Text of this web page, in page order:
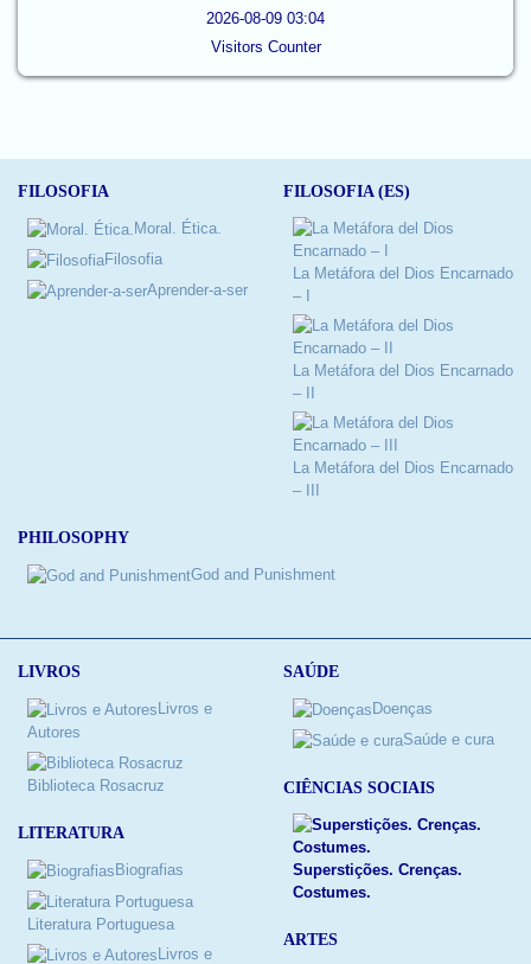
2026-08-09 03:04
Visitors Counter
FILOSOFIA
Moral. Ética.
Filosofia
Aprender-a-ser
FILOSOFIA (ES)
La Metáfora del Dios Encarnado
– I
La Metáfora del Dios Encarnado
– II
La Metáfora del Dios Encarnado
– III
PHILOSOPHY
God and Punishment
LIVROS
Livros e
Autores
Biblioteca Rosacruz
LITERATURA
Biografias
Literatura Portuguesa
Livros e
SAÚDE
Doenças
Saúde e cura
CIÊNCIAS SOCIAIS
Superstições. Crenças.
Costumes.
ARTES